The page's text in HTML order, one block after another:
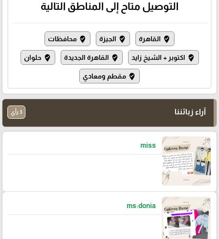
التوصيل متاح إلى المناطق التالية
where_to_vote القاهرة where_to_vote الجيزة where_to_vote محافظات
where_to_vote اكتوبر + الشيخ زايد where_to_vote القاهرة الجديدة where_to_vote حلوان
where_to_vote مقطم ومعادي
آراء زبائننا 3 رأي
miss
ms:donia